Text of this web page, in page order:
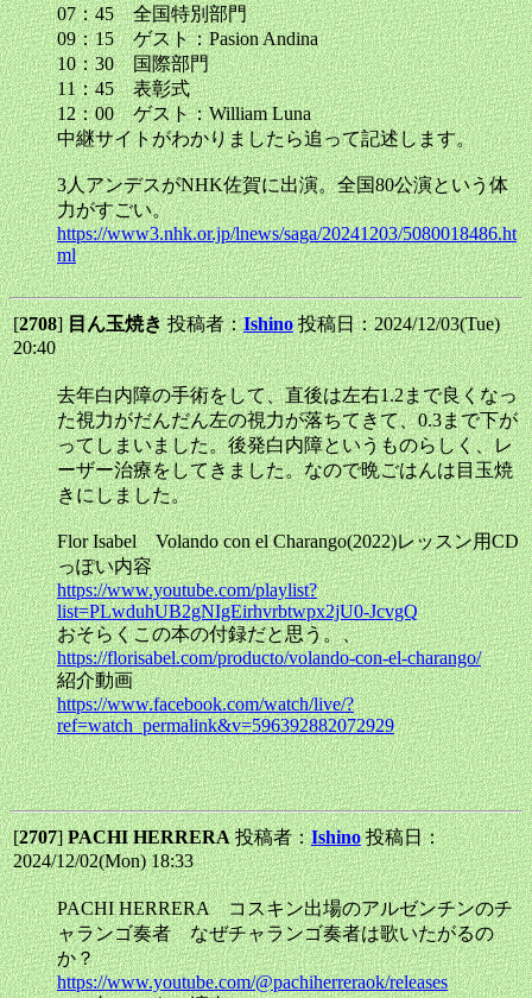
07：45 全国特別部門
09：15 ゲスト：Pasion Andina
10：30 国際部門
11：45 表彰式
12：00 ゲスト：William Luna
中継サイトがわかりましたら追って記述します。
3人アンデスがNHK佐賀に出演。全国80公演という体
力がすごい。
https://www3.nhk.or.jp/lnews/saga/20241203/5080018486.ht
ml
[2708]目ん玉焼き投稿者：Ishino 投稿日：2024/12/03(Tue)
20:40
去年白内障の手術をして、直後は左右1.2まで良くなっ
た視力がだんだん左の視力が落ちてきて、0.3まで下が
ってしまいました。後発白内障というものらしく、レ
ーザー治療をしてきました。なので晩ごはんは目玉焼
きにしました。
Flor Isabel Volando con el Charango(2022)レッスン用CD
っぽい内容
https://www.youtube.com/playlist?
list=PLwduhUB2gNIgEirhvrbtwpx2jU0-JcvgQ
おそらくこの本の付録だと思う。、
https://florisabel.com/producto/volando-con-el-charango/
紹介動画
https://www.facebook.com/watch/live/?
ref=watch_permalink&v=596392882072929
[2707]PACHI HERRERA投稿者：Ishino 投稿日：
2024/12/02(Mon) 18:33
PACHI HERRERA コスキン出場のアルゼンチンのチ
ャランゴ奏者 なぜチャランゴ奏者は歌いたがるの
か？
https://www.youtube.com/@pachiherreraok/releases